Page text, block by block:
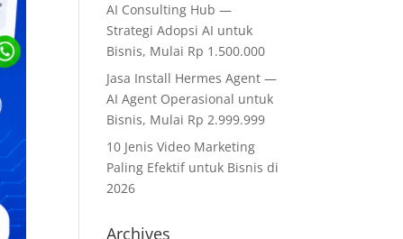
AI Consulting Hub —
Strategi Adopsi AI untuk
Bisnis, Mulai Rp 1.500.000
Jasa Install Hermes Agent —
AI Agent Operasional untuk
Bisnis, Mulai Rp 2.999.999
10 Jenis Video Marketing
Paling Efektif untuk Bisnis di
2026
Archives